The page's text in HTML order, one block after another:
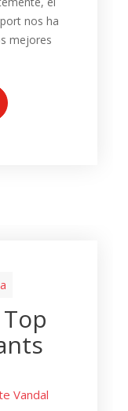
nos ha
mejores
Vandal